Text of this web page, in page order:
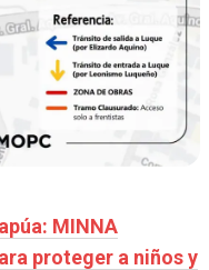
MINNA
proteger a niños y